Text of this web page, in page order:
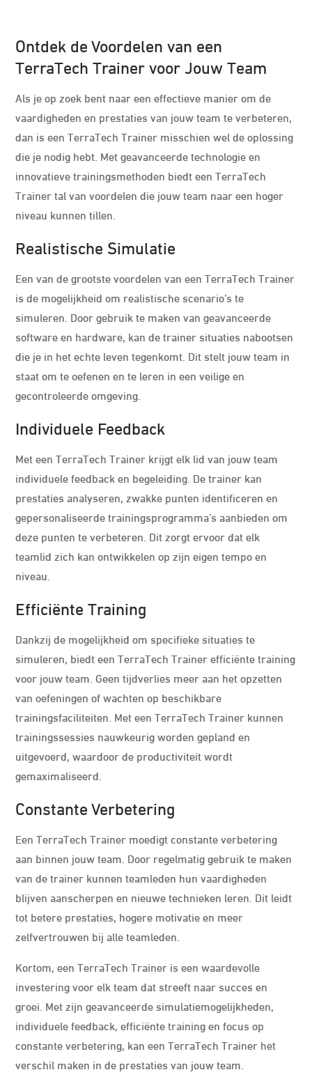
Ontdek de Voordelen van een
TerraTech Trainer voor Jouw Team
Als je op zoek bent naar een effectieve manier om de
vaardigheden en prestaties van jouw team te verbeteren,
dan is een TerraTech Trainer misschien wel de oplossing
die je nodig hebt. Met geavanceerde technologie en
innovatieve trainingsmethoden biedt een TerraTech
Trainer tal van voordelen die jouw team naar een hoger
niveau kunnen tillen.
Realistische Simulatie
Een van de grootste voordelen van een TerraTech Trainer
is de mogelijkheid om realistische scenario’s te
simuleren. Door gebruik te maken van geavanceerde
software en hardware, kan de trainer situaties nabootsen
die je in het echte leven tegenkomt. Dit stelt jouw team in
staat om te oefenen en te leren in een veilige en
gecontroleerde omgeving.
Individuele Feedback
Met een TerraTech Trainer krijgt elk lid van jouw team
individuele feedback en begeleiding. De trainer kan
prestaties analyseren, zwakke punten identificeren en
gepersonaliseerde trainingsprogramma’s aanbieden om
deze punten te verbeteren. Dit zorgt ervoor dat elk
teamlid zich kan ontwikkelen op zijn eigen tempo en
niveau.
Efficiënte Training
Dankzij de mogelijkheid om specifieke situaties te
simuleren, biedt een TerraTech Trainer efficiënte training
voor jouw team. Geen tijdverlies meer aan het opzetten
van oefeningen of wachten op beschikbare
trainingsfaciliteiten. Met een TerraTech Trainer kunnen
trainingssessies nauwkeurig worden gepland en
uitgevoerd, waardoor de productiviteit wordt
gemaximaliseerd.
Constante Verbetering
Een TerraTech Trainer moedigt constante verbetering
aan binnen jouw team. Door regelmatig gebruik te maken
van de trainer kunnen teamleden hun vaardigheden
blijven aanscherpen en nieuwe technieken leren. Dit leidt
tot betere prestaties, hogere motivatie en meer
zelfvertrouwen bij alle teamleden.
Kortom, een TerraTech Trainer is een waardevolle
investering voor elk team dat streeft naar succes en
groei. Met zijn geavanceerde simulatiemogelijkheden,
individuele feedback, efficiënte training en focus op
constante verbetering, kan een TerraTech Trainer het
verschil maken in de prestaties van jouw team.